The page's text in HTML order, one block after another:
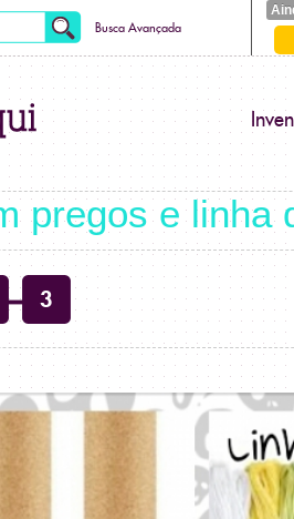
Busca Avançada
pregos e linha
3